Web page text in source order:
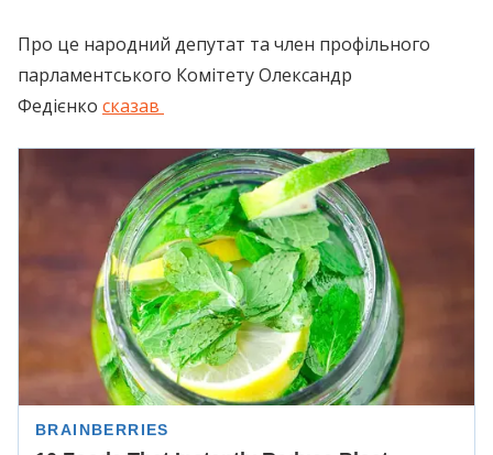
Про це народний депутат та член профільного
парламентського Комітету Олександр
Федієнко сказав